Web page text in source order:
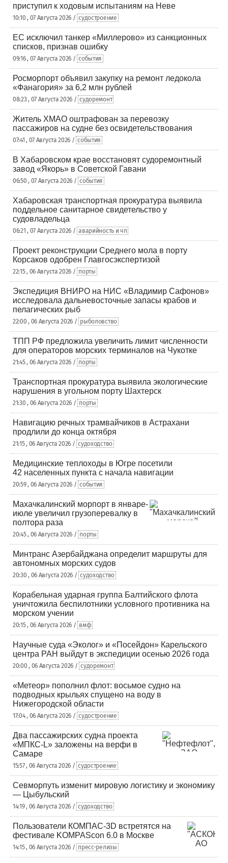
приступил к ходовым испытаниям на Неве
10:10 , 07 Августа 2026 / судостроение
ЕС исключил танкер «Миллерово» из санкционных
списков, признав ошибку
09:16 , 07 Августа 2026 / события
Росморпорт объявил закупку на ремонт ледокола
«Фанагория» за 6,2 млн рублей
08:23 , 07 Августа 2026 / судоремонт
Житель ХМАО оштрафован за перевозку
пассажиров на судне без освидетельствования
07:41 , 07 Августа 2026 / события
В Хабаровском крае восстановят судоремонтный
завод «Якорь» в Советской Гавани
06:50 , 07 Августа 2026 / события
Хабаровская транспортная прокуратура выявила
поддельное санитарное свидетельство у
судовладельца
06:21 , 07 Августа 2026 / аварийность и чп
Проект реконструкции Среднего мола в порту
Корсаков одобрен Главгосэкспертизой
22:15 , 06 Августа 2026 / порты
Экспедиция ВНИРО на НИС «Владимир Сафонов»
исследовала дальневосточные запасы крабов и
пелагических рыб
22:00 , 06 Августа 2026 / рыболовство
ТПП РФ предложила увеличить лимит численности
для операторов морских терминалов на Чукотке
21:45 , 06 Августа 2026 / порты
Транспортная прокуратура выявила экологические
нарушения в угольном порту Шахтерск
21:30 , 06 Августа 2026 / порты
Навигацию речных трамвайчиков в Астрахани
продлили до конца октября
21:15 , 06 Августа 2026 / судоходство
Медицинские теплоходы в Югре посетили
42 населенных пункта с начала навигации
20:59 , 06 Августа 2026 / события
Махачкалинский морпорт в январе-
июле увеличил грузоперевалку в
полтора раза
20:45 , 06 Августа 2026 / порты
Минтранс Азербайджана определит маршруты для
автономных морских судов
20:30 , 06 Августа 2026 / судоходство
Корабельная ударная группа Балтийского флота
уничтожила беспилотники условного противника на
морском учении
20:15 , 06 Августа 2026 / вмф
Научные суда «Эколог» и «Посейдон» Карельского
центра РАН выйдут в экспедиции осенью 2026 года
20:00 , 06 Августа 2026 / судоремонт
«Метеор» пополнил флот: восьмое судно на
подводных крыльях спущено на воду в
Нижегородской области
17:04 , 06 Августа 2026 / судостроение
Два пассажирских судна проекта
«МПКС-L» заложены на верфи в
Самаре
15:57 , 06 Августа 2026 / судостроение
Севморпуть изменит мировую логистику и экономику
— Цыбульский
14:19 , 06 Августа 2026 / судоходство
Пользователи КОМПАС-3D встретятся на
фестивале KOMPAScon 6.0 в Москве
14:15 , 06 Августа 2026 / пресс-релизы